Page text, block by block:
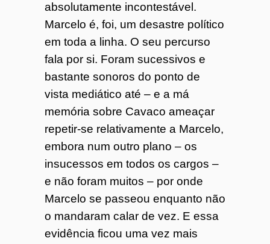
absolutamente incontestável.
Marcelo é, foi, um desastre político
em toda a linha. O seu percurso
fala por si. Foram sucessivos e
bastante sonoros do ponto de
vista mediático até – e a má
memória sobre Cavaco ameaçar
repetir-se relativamente a Marcelo,
embora num outro plano – os
insucessos em todos os cargos –
e não foram muitos – por onde
Marcelo se passeou enquanto não
o mandaram calar de vez. E essa
evidência ficou uma vez mais